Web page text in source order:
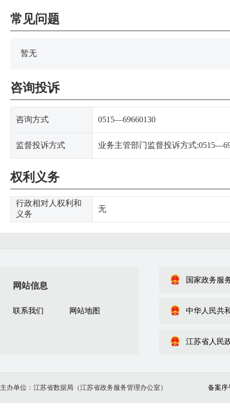
常见问题
暂无
咨询投诉
咨询方式 0515—69660130
监督投诉方式 业务主管部门监督投诉方式
权利义务
行政相对人权利和
义务
无
网站信息
联系我们 网站地图
国家政务服
中华人民共
江苏省人民
主办单位：江苏省数据局（江苏省政务服务管理办公室） 备案序